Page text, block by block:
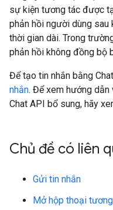
sự kiện tương tác được
phản hồi người dùng
thời gian dài. Trong
phản hồi không đồng bộ
Để tạo tin nhắn bằng
nhắn. Để xem hướng
Chat API bổ sung, hãy
Chủ đề có liên
Gửi tin nhắn
Mở hộp thoại